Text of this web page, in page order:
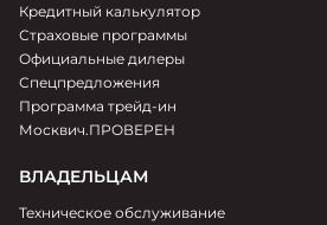
Кредитный калькулятор
Страховые программы
Официальные дилеры
Спецпредложения
Программа трейд-ин
Москвич.ПРОВЕРЕН
ВЛАДЕЛЬЦАМ
Техническое обслуживание